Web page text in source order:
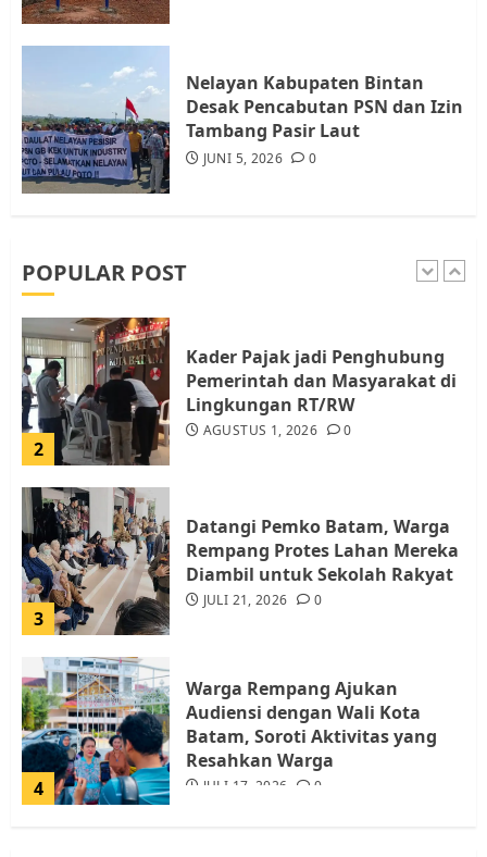
Nelayan Kabupaten Bintan
Desak Pencabutan PSN dan Izin
Tambang Pasir Laut
JUNI 5, 2026 0
POPULAR POST
5
JULI 15, 2026 0
1
2
Kader Pajak jadi Penghubung
Pemerintah dan Masyarakat di
Lingkungan RT/RW
AGUSTUS 1, 2026 0
3
Datangi Pemko Batam, Warga
Rempang Protes Lahan Mereka
Diambil untuk Sekolah Rakyat
JULI 21, 2026 0
4
Warga Rempang Ajukan
Audiensi dengan Wali Kota
Batam, Soroti Aktivitas yang
Resahkan Warga
JULI 17, 2026 0